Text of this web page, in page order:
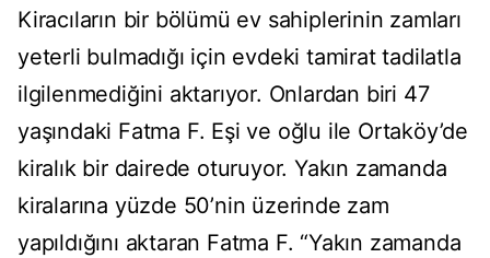
Kiracıların bir bölümü ev sahiplerinin zamları
yeterli bulmadığı için evdeki tamirat tadilatla
ilgilenmediğini aktarıyor. Onlardan biri 47
yaşındaki Fatma F. Eşi ve oğlu ile Ortaköy’de
kiralık bir dairede oturuyor. Yakın zamanda
kiralarına yüzde 50’nin üzerinde zam
yapıldığını aktaran Fatma F. “Yakın zamanda